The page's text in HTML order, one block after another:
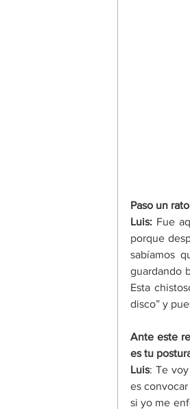
Paso un
Luis: Fue
porque
sabíamos
guardando
Esta
disco” y
Ante este
es tu
Luis: Te
es
si yo me